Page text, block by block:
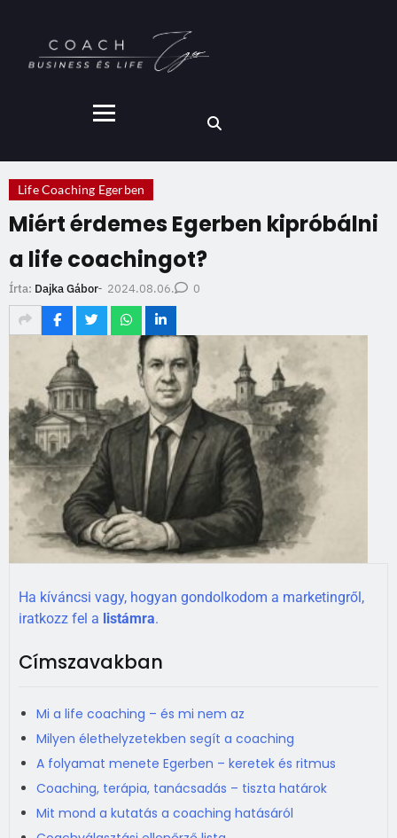
Life Coaching Egerben
Miért érdemes Egerben kipróbálni
a life coachingot?
Írta: Dajka Gábor- 2024.08.06. 0
Ha kíváncsi vagy, hogyan gondolkodom a marketingről,
iratkozz fel a listámra.
Címszavakban
Mi a life coaching – és mi nem az
Milyen élethelyzetekben segít a coaching
A folyamat menete Egerben – keretek és ritmus
Coaching, terápia, tanácsadás – tiszta határok
Mit mond a kutatás a coaching hatásáról